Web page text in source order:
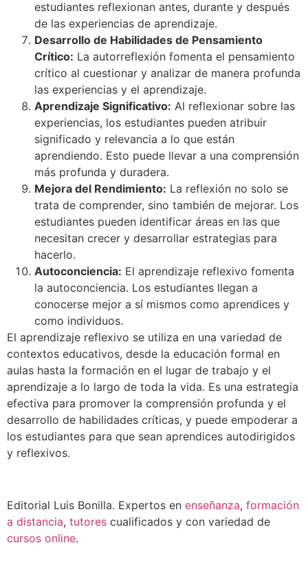
estudiantes reflexionan antes, durante y después
de las experiencias de aprendizaje.
Desarrollo de Habilidades de Pensamiento
Crítico: La autorreflexión fomenta el pensamiento
crítico al cuestionar y analizar de manera profunda
las experiencias y el aprendizaje.
Aprendizaje Significativo: Al reflexionar sobre las
experiencias, los estudiantes pueden atribuir
significado y relevancia a lo que están
aprendiendo. Esto puede llevar a una comprensión
más profunda y duradera.
Mejora del Rendimiento: La reflexión no solo se
trata de comprender, sino también de mejorar. Los
estudiantes pueden identificar áreas en las que
necesitan crecer y desarrollar estrategias para
hacerlo.
Autoconciencia: El aprendizaje reflexivo fomenta
la autoconciencia. Los estudiantes llegan a
conocerse mejor a sí mismos como aprendices y
como individuos.
El aprendizaje reflexivo se utiliza en una variedad de
contextos educativos, desde la educación formal en
aulas hasta la formación en el lugar de trabajo y el
aprendizaje a lo largo de toda la vida. Es una estrategia
efectiva para promover la comprensión profunda y el
desarrollo de habilidades críticas, y puede empoderar a
los estudiantes para que sean aprendices autodirigidos
y reflexivos.
Editorial Luis Bonilla. Expertos en enseñanza, formación
a distancia, tutores cualificados y con variedad de
cursos online.